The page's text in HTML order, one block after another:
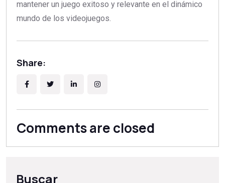
mantener un juego exitoso y relevante en el dinámico
mundo de los videojuegos.
Share:
Comments are closed
Buscar